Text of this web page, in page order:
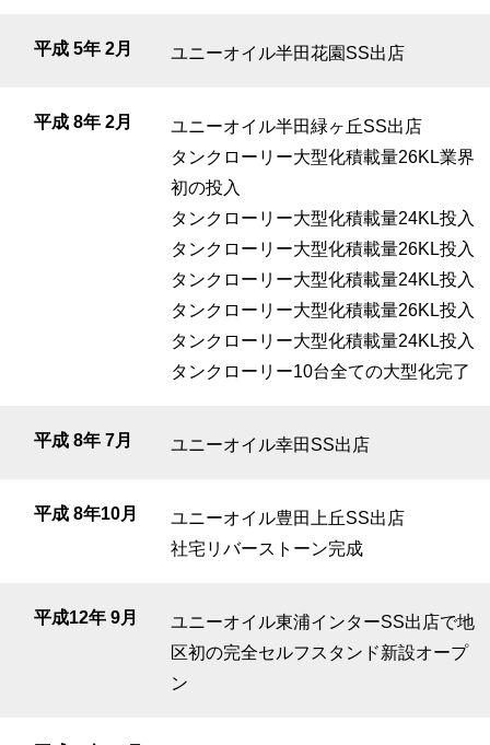
平成 5年 2月 ユニーオイル半田花園SS出店
平成 8年 2月
ユニーオイル半田緑ヶ丘SS出店
タンクローリー大型化積載量26KL業界
初の投入
タンクローリー大型化積載量24KL投入
タンクローリー大型化積載量26KL投入
タンクローリー大型化積載量24KL投入
タンクローリー大型化積載量26KL投入
タンクローリー大型化積載量24KL投入
タンクローリー10台全ての大型化完了
平成 8年 7月 ユニーオイル幸田SS出店
平成 8年10月
ユニーオイル豊田上丘SS出店
社宅リバーストーン完成
平成12年 9月
ユニーオイル東浦インターSS出店で地
区初の完全セルフスタンド新設オープ
ン